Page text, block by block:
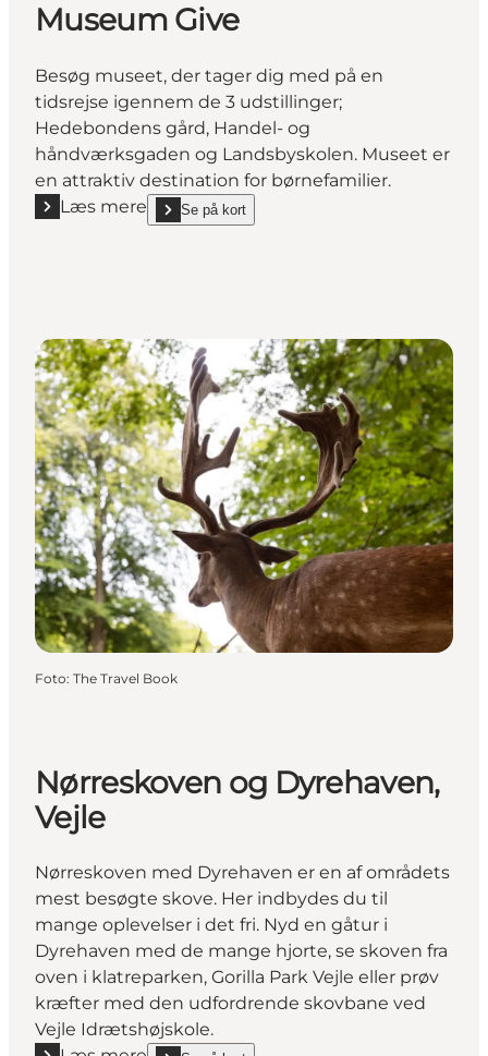
Museum Give
Besøg museet, der tager dig med på en
tidsrejse igennem de 3 udstillinger;
Hedebondens gård, Handel- og
håndværksgaden og Landsbyskolen. Museet er
en attraktiv destination for børnefamilier.
Læs mere
Læs mere "Museum Give"
Se på kort
show Museum Give on_map
Foto: The Travel Book
Nørreskoven og Dyrehaven,
Vejle
Nørreskoven med Dyrehaven er en af områdets
mest besøgte skove. Her indbydes du til
mange oplevelser i det fri. Nyd en gåtur i
Dyrehaven med de mange hjorte, se skoven fra
oven i klatreparken, Gorilla Park Vejle eller prøv
kræfter med den udfordrende skovbane ved
Vejle Idrætshøjskole.